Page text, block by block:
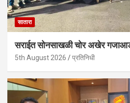
सातारा
सराईत सोनसाखळी चोर अखेर
5th August 2026 प्रतिनिधी